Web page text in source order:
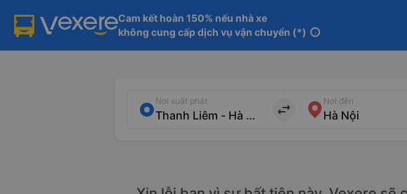
Cam kết hoàn 150% nếu nhà xe
không cung cấp dịch vụ vận chuyển (*) info
Nơi xuất phát
import_export
Nơi đến